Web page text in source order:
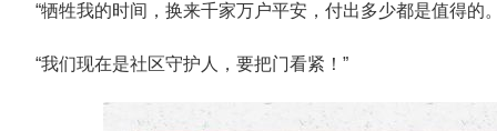
“牺牲我的时间，换来千家万户平安，付出多少都是值得的
“我们现在是社区守护人，要把门看紧！”